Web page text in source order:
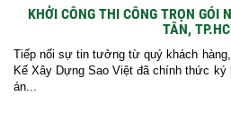
KHỞI CÔNG THI CÔNG TRỌN GÓI
TÂN,
Tiếp nối sự tin tưởng từ quý khách
Kế Xây Dựng Sao Việt đã chính thức
án...